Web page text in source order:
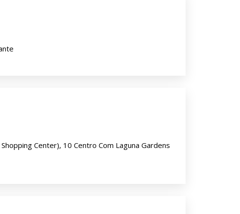
Center), 10 Centro Com Laguna Gardens